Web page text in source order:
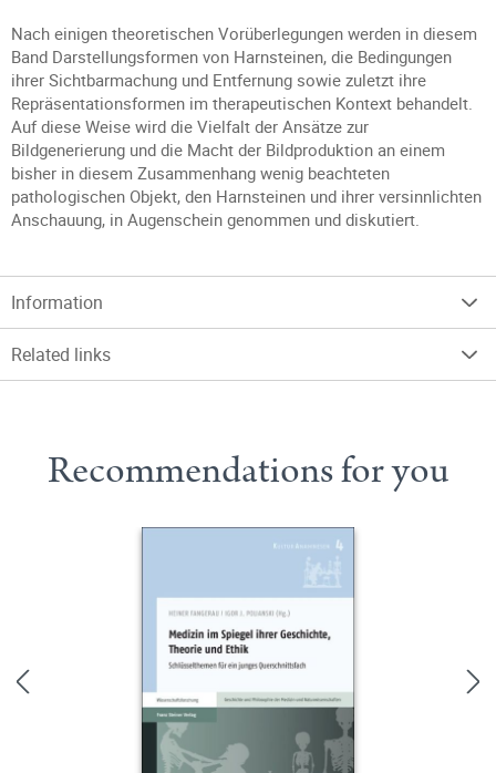
Nach einigen theoretischen Vorüberlegungen werden in diesem
Band Darstellungsformen von Harnsteinen, die Bedingungen
ihrer Sichtbarmachung und Entfernung sowie zuletzt ihre
Repräsentationsformen im therapeutischen Kontext behandelt.
Auf diese Weise wird die Vielfalt der Ansätze zur
Bildgenerierung und die Macht der Bildproduktion an einem
bisher in diesem Zusammenhang wenig beachteten
pathologischen Objekt, den Harnsteinen und ihrer versinnlichten
Anschauung, in Augenschein genommen und diskutiert.
Information
Related links
Recommendations for you